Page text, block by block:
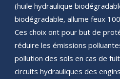
(huile hydraulique
biodégradable, allume feux
Ces choix ont pour but de
réduire les émissions
pollution des sols en cas de
circuits hydrauliques des